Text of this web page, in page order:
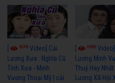
6069 Video] Cải
Lương Xưa : Nghĩa Cũ
Tình Xưa - Minh
Vương Thoại Mỹ | cải
6688
Lương Minh
Thuỷ Hay Nhất
Lương Xã Hội